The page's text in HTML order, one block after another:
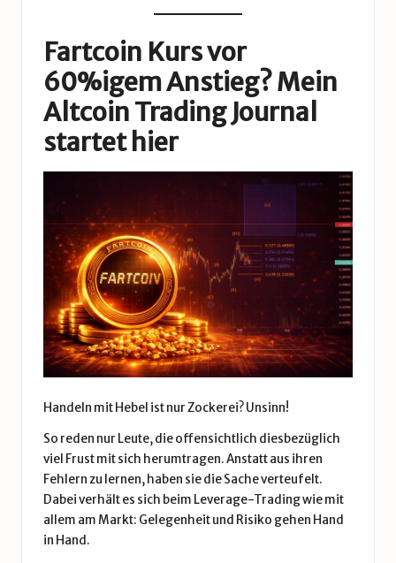
Fartcoin Kurs vor
60%igem Anstieg? Mein
Altcoin Trading Journal
startet hier
Handeln mit Hebel ist nur Zockerei? Unsinn!
So reden nur Leute, die offensichtlich diesbezüglich
viel Frust mit sich herumtragen. Anstatt aus ihren
Fehlern zu lernen, haben sie die Sache verteufelt.
Dabei verhält es sich beim Leverage-Trading wie mit
allem am Markt: Gelegenheit und Risiko gehen Hand
in Hand.